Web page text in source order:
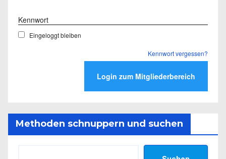
Kennwort
Eingeloggt bleiben
Kennwort vergessen?
Methoden schnuppern und suchen